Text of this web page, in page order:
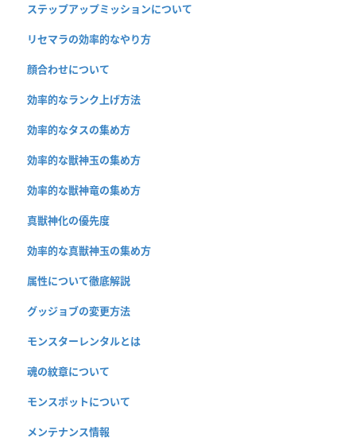
ステップアップミッションについて
リセマラの効率的なやり方
顔合わせについて
効率的なランク上げ方法
効率的なタスの集め方
効率的な獣神玉の集め方
効率的な獣神竜の集め方
真獣神化の優先度
効率的な真獣神玉の集め方
属性について徹底解説
グッジョブの変更方法
モンスターレンタルとは
魂の紋章について
モンスポットについて
メンテナンス情報